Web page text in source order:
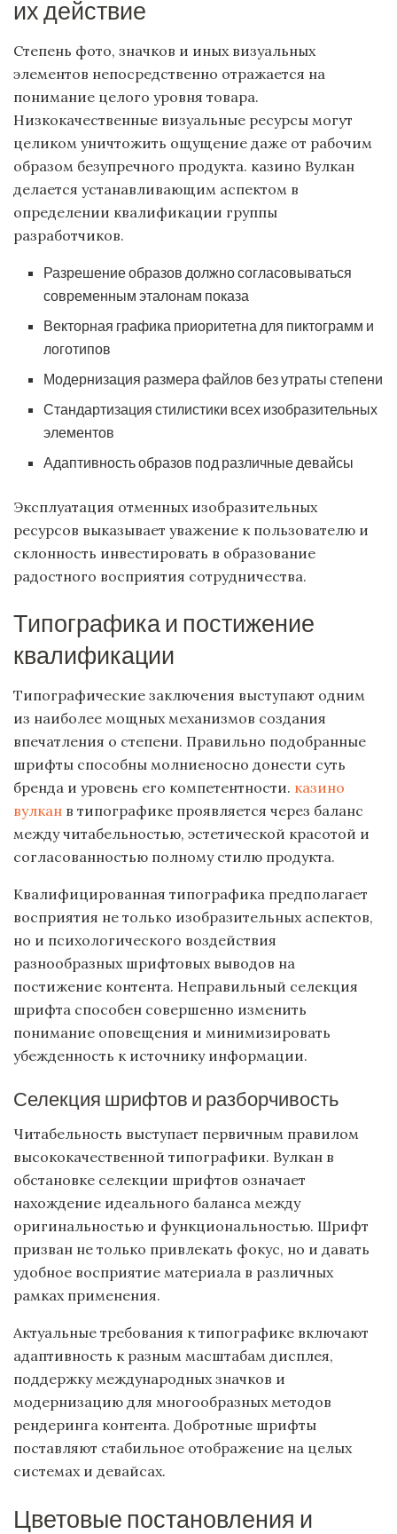
их действие
Степень фото, значков и иных визуальных
элементов непосредственно отражается на
понимание целого уровня товара.
Низкокачественные визуальные ресурсы могут
целиком уничтожить ощущение даже от рабочим
образом безупречного продукта. казино Вулкан
делается устанавливающим аспектом в
определении квалификации группы
разработчиков.
Разрешение образов должно согласовываться
современным эталонам показа
Векторная графика приоритетна для пиктограмм и
логотипов
Модернизация размера файлов без утраты степени
Стандартизация стилистики всех изобразительных
элементов
Адаптивность образов под различные девайсы
Эксплуатация отменных изобразительных
ресурсов выказывает уважение к пользователю и
склонность инвестировать в образование
радостного восприятия сотрудничества.
Типографика и постижение
квалификации
Типографические заключения выступают одним
из наиболее мощных механизмов создания
впечатления о степени. Правильно подобранные
шрифты способны молниеносно донести суть
бренда и уровень его компетентности. казино
вулкан в типографике проявляется через баланс
между читабельностью, эстетической красотой и
согласованностью полному стилю продукта.
Квалифицированная типографика предполагает
восприятия не только изобразительных аспектов,
но и психологического воздействия
разнообразных шрифтовых выводов на
постижение контента. Неправильный селекция
шрифта способен совершенно изменить
понимание оповещения и минимизировать
убежденность к источнику информации.
Селекция шрифтов и разборчивость
Читабельность выступает первичным правилом
высококачественной типографики. Вулкан в
обстановке селекции шрифтов означает
нахождение идеального баланса между
оригинальностью и функциональностью. Шрифт
призван не только привлекать фокус, но и давать
удобное восприятие материала в различных
рамках применения.
Актуальные требования к типографике включают
адаптивность к разным масштабам дисплея,
поддержку международных значков и
модернизацию для многообразных методов
рендеринга контента. Добротные шрифты
поставляют стабильное отображение на целых
системах и девайсах.
Цветовые постановления и